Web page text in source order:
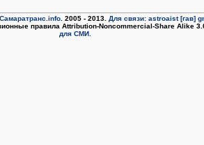
. 2005 - 2013. Для связи: astroaist [гав]
правила Attribution-Noncommercial-Share Alike
для СМИ.